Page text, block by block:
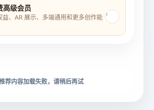
材质贴图
高级会员
益、AR 展示、多端通用和更多创作能 ›
荐内容加载失败，请稍后再试